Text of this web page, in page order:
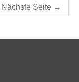
Nächste Seite →